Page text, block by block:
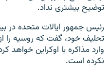
توضیح بیشتری نداد.
رئیس جمهور ایالات متحده در
تحلیف خود، گفت که روسیه را
وارد مذاکره با اوکراین خواهد
نکرده است.